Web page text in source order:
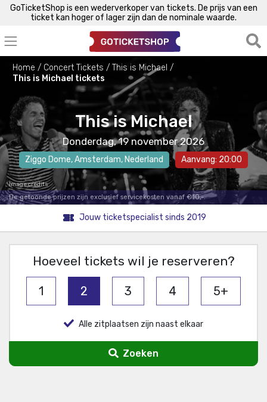
GoTicketShop is een wederverkoper van tickets. De prijs van een
ticket kan hoger of lager zijn dan de nominale waarde.
Home Concert Tickets
This is Michael
This is Michael tickets
This is Michael
Donderdag, 19 november 2026
Ziggo Dome,Amsterdam, Nederland Aanvang: 20:00
Image credits
De getoonde prijzen zijn exclusief servicekosten vanaf €10,-.
Jouw ticketspecialist sinds 2019
Hoeveel tickets wil je reserveren?
1 2 3 4 5+
Alle zitplaatsen zijn naast elkaar
Zoeken